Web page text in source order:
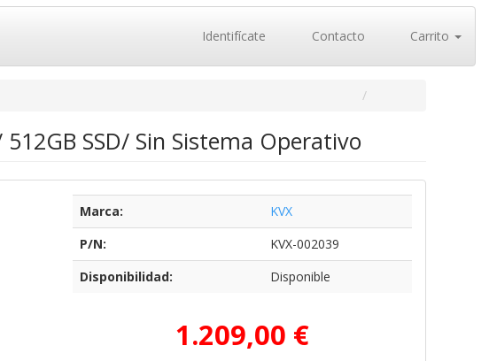
Identifícate Contacto Carrito
SSD/ Sin Sistema Operativo
Marca:
KVX
P/N:
KVX-002039
Disponibilidad:
Disponible
1.209,00 €